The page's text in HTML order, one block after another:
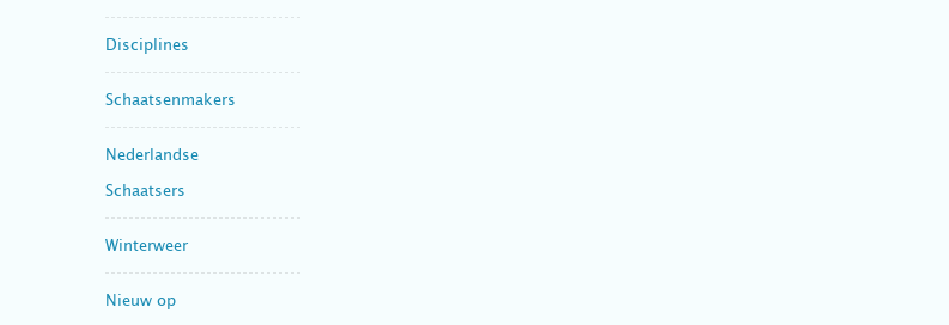
Disciplines
Schaatsenmakers
Nederlandse
Schaatsers
Winterweer
Nieuw op